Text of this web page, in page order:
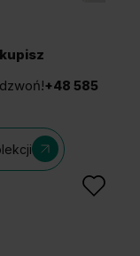
+48 585